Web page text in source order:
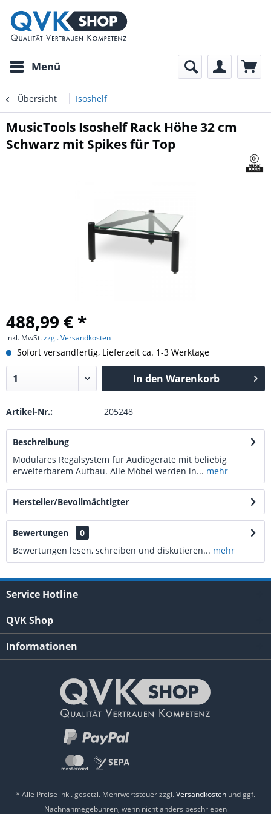
Menü
Übersicht Isoshelf
MusicTools Isoshelf Rack Höhe 32 cm
Schwarz mit Spikes für Top
488,99 € *
inkl. MwSt.zzgl. Versandkosten
Sofort versandfertig, Lieferzeit ca. 1-3 Werktage
In den Warenkorb
Artikel-Nr.: 205248
Beschreibung
Modulares Regalsystem für Audiogeräte mit beliebig
erweiterbarem Aufbau. Alle Möbel werden in... mehr
Hersteller/Bevollmächtigter
Bewertungen
0
Bewertungen lesen, schreiben und diskutieren... mehr
Service Hotline
QVK Shop
Informationen
* Alle Preise inkl. gesetzl. Mehrwertsteuer zzgl.Versandkosten und ggf.
Nachnahmegebühren, wenn nicht anders beschrieben